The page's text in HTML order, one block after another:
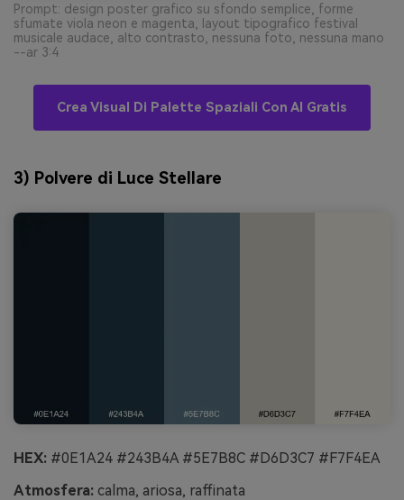
Prompt: design poster grafico su sfondo semplice, forme
sfumate viola neon e magenta, layout tipografico festival
musicale audace, alto contrasto, nessuna foto, nessuna mano
--ar 3:4
Crea Visual Di Palette Spaziali Con AI Gratis
3) Polvere di Luce Stellare
HEX: #0E1A24 #243B4A #5E7B8C #D6D3C7 #F7F4EA
Atmosfera: calma, ariosa, raffinata